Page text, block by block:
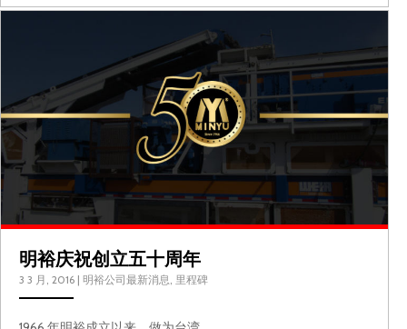
明裕庆祝创立五十周年
3 3 月, 2016 | 明裕公司最新消息, 里程碑